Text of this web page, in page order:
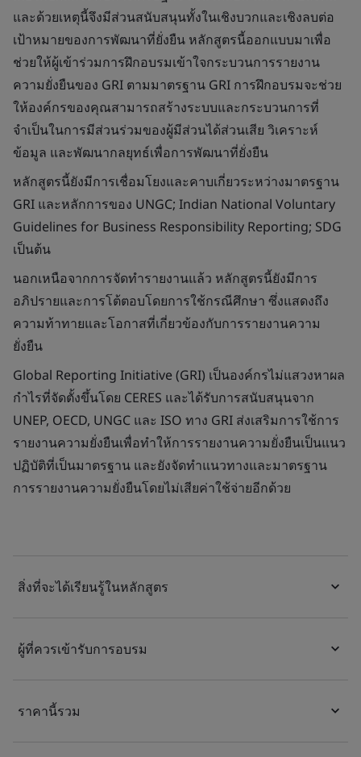
และด้วยเหตุนี้จึงมีส่วนสนับสนุนทั้งในเชิงบวกและเชิงลบต่อ
เป้าหมายของการพัฒนาที่ยั่งยืน หลักสูตรนี้ออกแบบมาเพื่อ
ช่วยให้ผู้เข้าร่วมการฝึกอบรมเข้าใจกระบวนการรายงาน
ความยั่งยืนของ GRI ตามมาตรฐาน GRI การฝึกอบรมจะช่วย
ให้องค์กรของคุณสามารถสร้างระบบและกระบวนการที่
จำเป็นในการมีส่วนร่วมของผู้มีส่วนได้ส่วนเสีย วิเคราะห์
ข้อมูล และพัฒนากลยุทธ์เพื่อการพัฒนาที่ยั่งยืน
หลักสูตรนี้ยังมีการเชื่อมโยงและคาบเกี่ยวระหว่างมาตรฐาน
GRI และหลักการของ UNGC; Indian National Voluntary
Guidelines for Business Responsibility Reporting; SDG
เป็นต้น
นอกเหนือจากการจัดทำรายงานแล้ว หลักสูตรนี้ยังมีการ
อภิปรายและการโต้ตอบโดยการใช้กรณีศึกษา ซึ่งแสดงถึง
ความท้าทายและโอกาสที่เกี่ยวข้องกับการรายงานความ
ยั่งยืน
Global Reporting Initiative (GRI) เป็นองค์กรไม่แสวงหาผล
กำไรที่จัดตั้งขึ้นโดย CERES และได้รับการสนับสนุนจาก
UNEP, OECD, UNGC และ ISO ทาง GRI ส่งเสริมการใช้การ
รายงานความยั่งยืนเพื่อทำให้การรายงานความยั่งยืนเป็นแนว
ปฏิบัติที่เป็นมาตรฐาน และยังจัดทำแนวทางและมาตรฐาน
การรายงานความยั่งยืนโดยไม่เสียค่าใช้จ่ายอีกด้วย
สิ่งที่จะได้เรียนรู้ในหลักสูตร
ผู้ที่ควรเข้ารับการอบรม
ราคานี้รวม